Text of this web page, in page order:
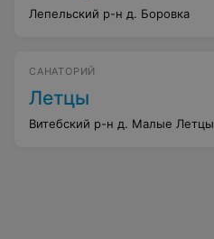
Лепельский р-н д. Боровка
САНАТОРИЙ
Летцы
Витебский р-н д. Малые Летцы